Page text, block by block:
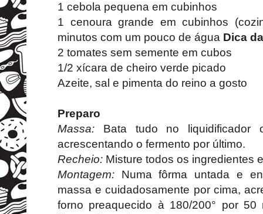
1 cebola pequena em cubinhos
1 cenoura grande em cubinhos
minutos com um pouco de água Dica
2 tomates sem semente em cubos
1/2 xícara de cheiro verde picado
Azeite, sal e pimenta do reino a gosto
Preparo
Massa: Bata tudo no liquidificador
acrescentando o fermento por último.
Recheio: Misture todos os ingredientes
Montagem: Numa fôrma untada e
massa e cuidadosamente por cima,
forno preaquecido à 180/200° por